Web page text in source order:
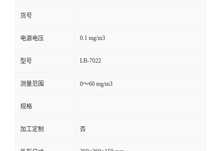
货号
电源电压 0.1 mg/m3
型号 LB-7022
测量范围 0～60 mg/m3
规格
加工定制 否